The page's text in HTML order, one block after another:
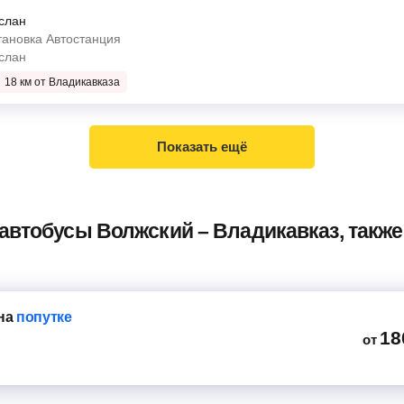
перед выездными
29
Автостанция
18 км от Владикавказа
Показать ещё
Волжский – Владикавказ,
попутке
от